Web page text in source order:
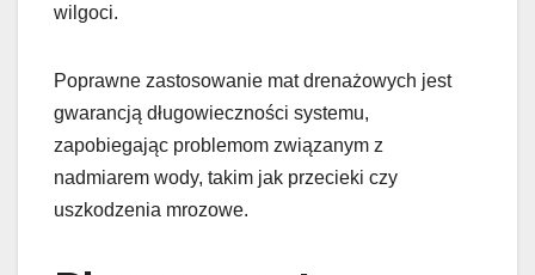
wilgoci.
Poprawne zastosowanie mat drenażowych jest
gwarancją długowieczności systemu,
zapobiegając problemom związanym z
nadmiarem wody, takim jak przecieki czy
uszkodzenia mrozowe.